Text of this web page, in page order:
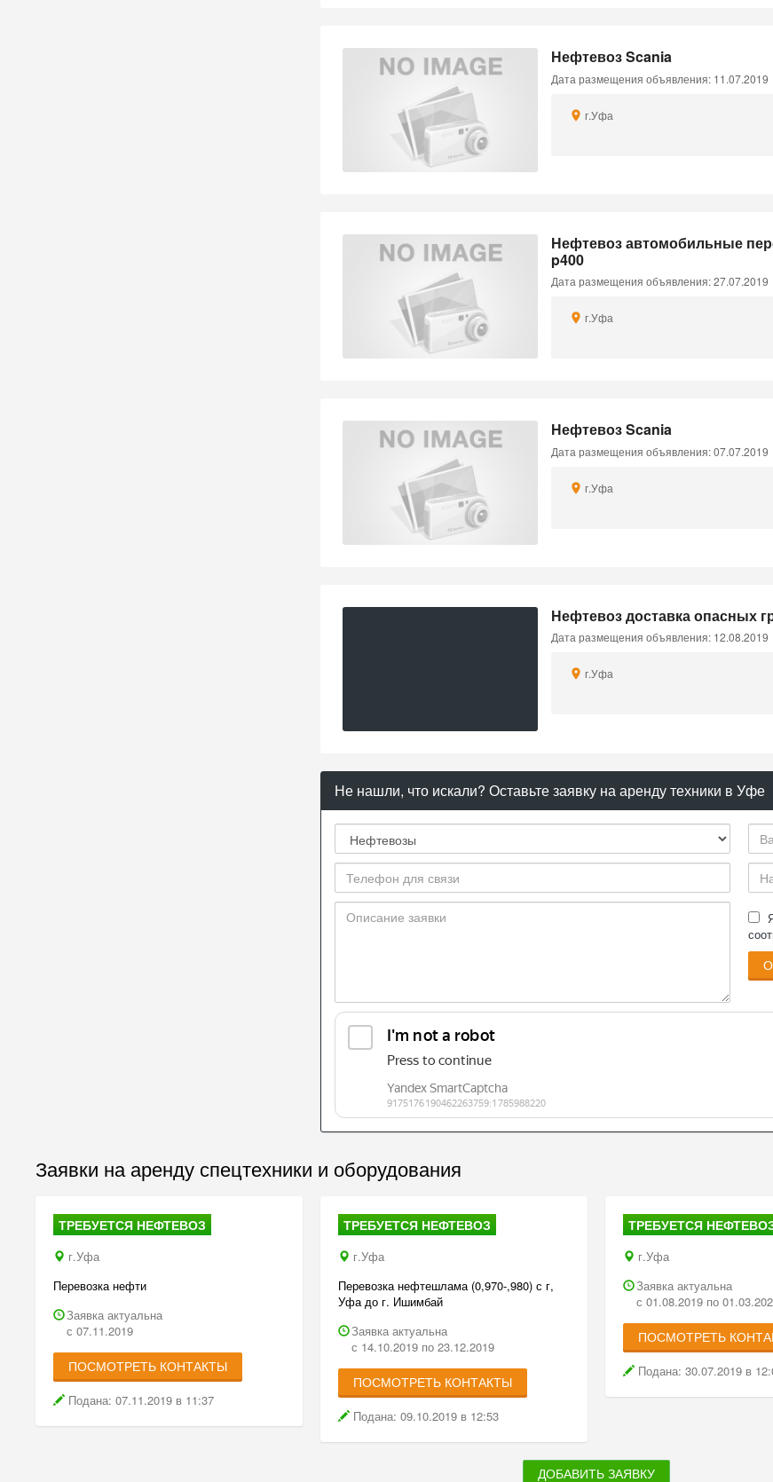
Нефтевоз Scania
Дата размещения объявления: 11.07.2019
г.Уфа
Нефтевоз автомобильные
p400
Дата размещения объявления: 27.07.2019
г.Уфа
Нефтевоз Scania
Дата размещения объявления: 07.07.2019
г.Уфа
Нефтевоз доставка опасных
Дата размещения объявления: 12.08.2019
г.Уфа
Не нашли, что искали? Оставьте заявку на аренду техники в Уфе
Заявки на аренду спецтехники и оборудования
ТРЕБУЕТСЯ НЕФТЕВОЗ
г.Уфа
Перевозка нефти
Заявка актуальна
с 07.11.2019
ПОСМОТРЕТЬ КОНТАКТЫ
Подана: 07.11.2019 в 11:37
ТРЕБУЕТСЯ НЕФТЕВОЗ
г.Уфа
Перевозка нефтешлама (0,970-,980) с г,
Уфа до г. Ишимбай
Заявка актуальна
с 14.10.2019 по 23.12.2019
ПОСМОТРЕТЬ КОНТАКТЫ
Подана: 09.10.2019 в 12:53
ТРЕБУЕТСЯ
г.Уфа
Заявка актуальна
с 01.08.2019 по
ПОСМОТРЕТЬ
Подана: 30.07.2019 в
ДОБАВИТЬ ЗАЯВКУ